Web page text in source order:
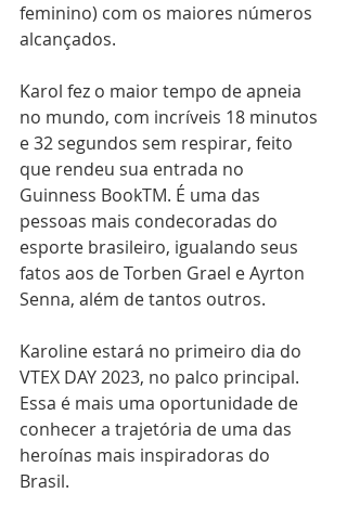
feminino) com os maiores números
alcançados.
Karol fez o maior tempo de apneia
no mundo, com incríveis 18 minutos
e 32 segundos sem respirar, feito
que rendeu sua entrada no
Guinness BookTM. É uma das
pessoas mais condecoradas do
esporte brasileiro, igualando seus
fatos aos de Torben Grael e Ayrton
Senna, além de tantos outros.
Karoline estará no primeiro dia do
VTEX DAY 2023, no palco principal.
Essa é mais uma oportunidade de
conhecer a trajetória de uma das
heroínas mais inspiradoras do
Brasil.